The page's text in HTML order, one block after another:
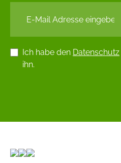
Ich habe den Datenschutz
ihn.